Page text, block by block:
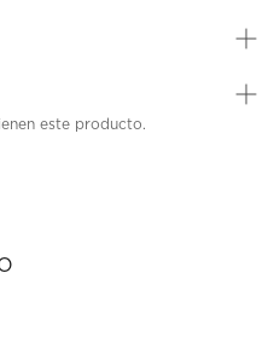
este producto.